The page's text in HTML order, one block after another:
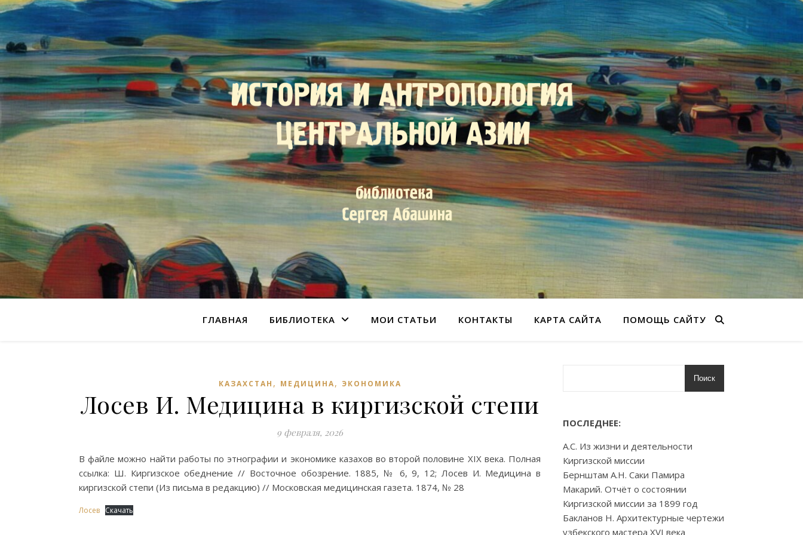
ГЛАВНАЯ БИБЛИОТЕКА МОИ СТАТЬИ КОНТАКТЫ КАРТА САЙТА ПОМОЩЬ САЙТУ
КАЗАХСТАН , МЕДИЦИНА, ЭКОНОМИКА
Лосев И. Медицина в киргизской степи
9 февраля, 2026
В файле можно найти работы по этнографии и экономике казахов во второй половине XIX века. Полная
ссылка: Ш. Киргизское обеднение // Восточное обозрение. 1885, № 6, 9, 12; Лосев И. Медицина в
киргизской степи (Из письма в редакцию) // Московская медицинская газета. 1874, № 28
Лосев Скачать
Поиск
ПОСЛЕДНЕЕ:
А.С. Из жизни и деятельности
Киргизской миссии
Бернштам А.Н. Саки Памира
Макарий. Отчёт о состоянии
Киргизской миссии за 1899 год
Бакланов Н. Архитектурные чертежи
узбекского мастера XVI века